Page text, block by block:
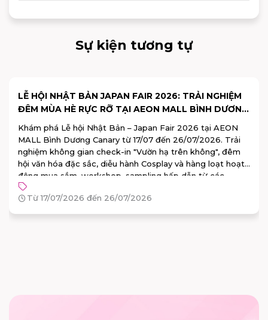
Sự kiện tương tự
2026: TRẢI NGHIỆM
MALL BÌNH DƯƠNG
Fair 2026 tại AEON
đến 26/07/2026. Trải
hạ trên không", đêm
và hàng loạt hoạt
hấp dẫn từ các
ký tham gia ngay!
END OF SEASON SALE 2026
DƯƠNG CANARY: GIẢM GIÁ
100% TRÚNG
Ưu đãi mùa hè đã chính thức trở
05/07/2026, chương trình End of
AEON MALL Bình Dương Canary
ưu đãi hấp dẫn cùng nhiều hoạt
khách hàng.
Từ 26/06/2026 đến 05/07/2026